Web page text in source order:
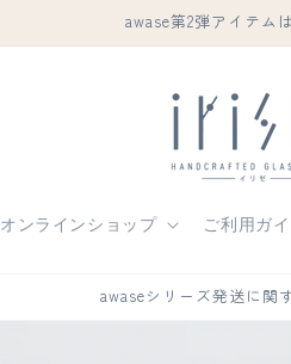
awase第2弾アイテム
オンラインショップ ご利用ガイ
awaseシリーズ発送に関